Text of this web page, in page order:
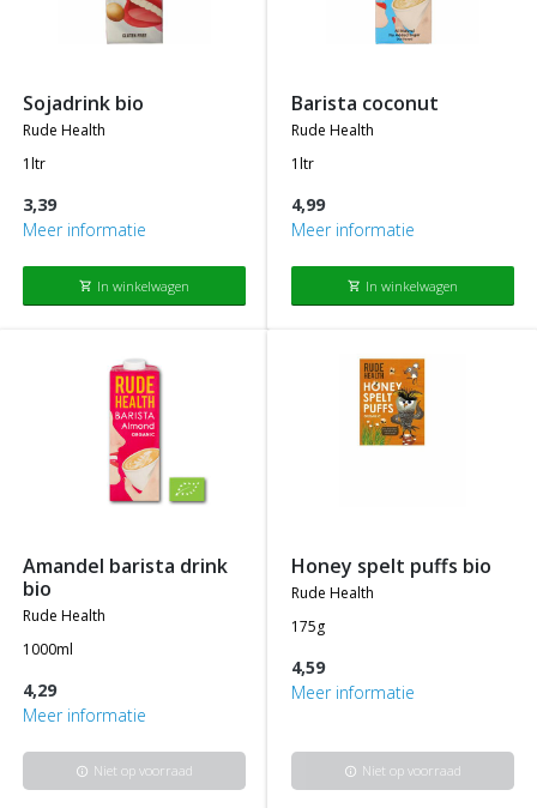
sojadrink bio
rude health
1ltr
3,39
Meer informatie
shopping_cart In winkelwagen
barista coconut
rude health
1ltr
4,99
Meer informatie
shopping_cart In winkelwagen
amandel barista drink
bio
rude health
1000ml
4,29
Meer informatie
info Niet op voorraad
honey spelt puffs bio
rude health
175g
4,59
Meer informatie
info Niet op voorraad